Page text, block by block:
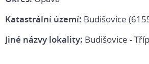
Katastrální území: Budišovice
Jiné názvy lokality: Budišovice -